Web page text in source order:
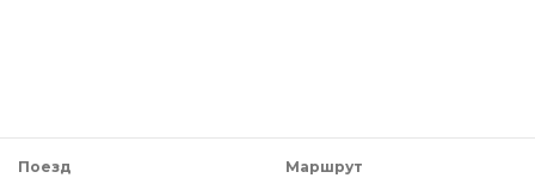
Поезд Маршрут